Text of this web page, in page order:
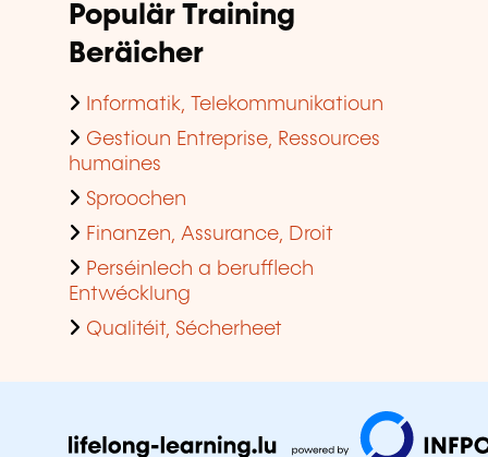
Populär Training
Beräicher
Informatik, Telekommunikatioun
Gestioun Entreprise, Ressources
humaines
Sproochen
Finanzen, Assurance, Droit
Perséinlech a berufflech
Entwécklung
Qualitéit, Sécherheet